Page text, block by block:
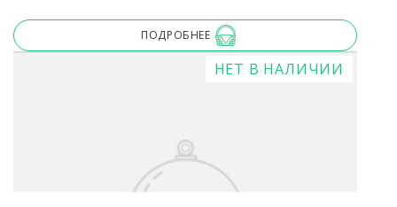
ПОДРОБНЕЕ
НЕТ В НАЛИЧИИ